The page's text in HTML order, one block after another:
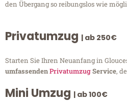
den Übergang so reibungslos wie
Privatumzug | ab 250€
Starten Sie Ihren Neuanfang in
umfassendenPrivatumzugService,
Mini Umzug | ab 100€